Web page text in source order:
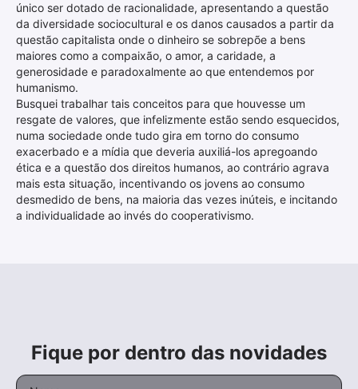
único ser dotado de racionalidade, apresentando a questão
da diversidade sociocultural e os danos causados a partir da
questão capitalista onde o dinheiro se sobrepõe a bens
maiores como a compaixão, o amor, a caridade, a
generosidade e paradoxalmente ao que entendemos por
humanismo.
Busquei trabalhar tais conceitos para que houvesse um
resgate de valores, que infelizmente estão sendo esquecidos,
numa sociedade onde tudo gira em torno do consumo
exacerbado e a mídia que deveria auxiliá-los apregoando
ética e a questão dos direitos humanos, ao contrário agrava
mais esta situação, incentivando os jovens ao consumo
desmedido de bens, na maioria das vezes inúteis, e incitando
a individualidade ao invés do cooperativismo.
Fique por dentro das novidades